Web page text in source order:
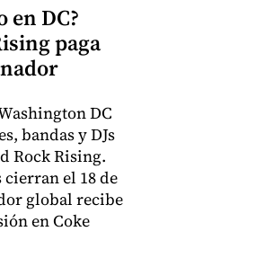
en DC?
paga
DC
bandas y DJs
Rock Rising.
el 18 de
global recibe
en Coke